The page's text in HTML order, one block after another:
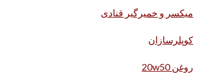
میکسر و خمیرگیر قنادی
کوپلرسازان
روغن 20w50